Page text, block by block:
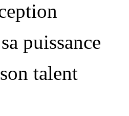
puissance
talent